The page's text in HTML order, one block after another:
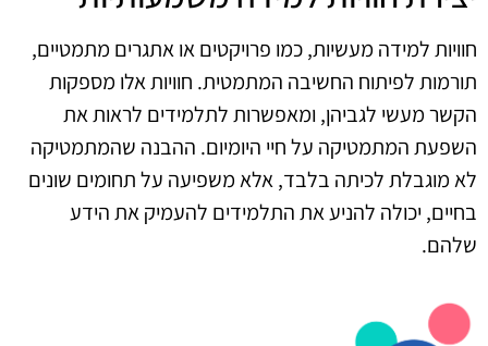
חוויות למידה מעשיות, כמו פרויקטים או אתגרים מתמטיים,
תורמות לפיתוח החשיבה המתמטית. חוויות אלו מספקות
הקשר מעשי לגביהן, ומאפשרות לתלמידים לראות את
השפעת המתמטיקה על חיי היומיום. ההבנה שהמתמטיקה
לא מוגבלת לכיתה בלבד, אלא משפיעה על תחומים שונים
בחיים, יכולה להניע את התלמידים להעמיק את הידע
שלהם.